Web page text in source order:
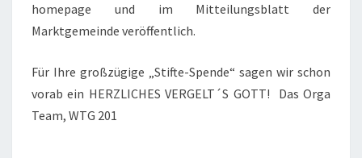
homepage und im Mitteilungsblatt der
Marktgemeinde veröffentlich.
Für Ihre großzügige „Stifte-Spende“ sagen wir schon
vorab ein HERZLICHES VERGELT´S GOTT! Das Orga
Team, WTG 201